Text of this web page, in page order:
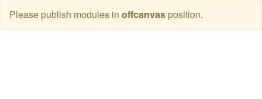
Please publish modules in offcanvas position.